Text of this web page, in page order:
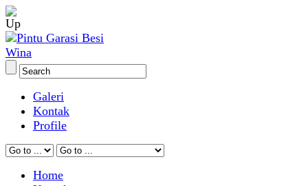
Galeri
Kontak
Profile
Home